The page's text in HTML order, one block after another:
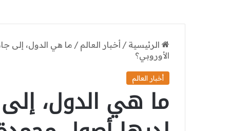
الرئيسية / أخبار العالم / ما هي الدول، إلى
الأوروبي؟
أخبار العالم
ما هي الدول،